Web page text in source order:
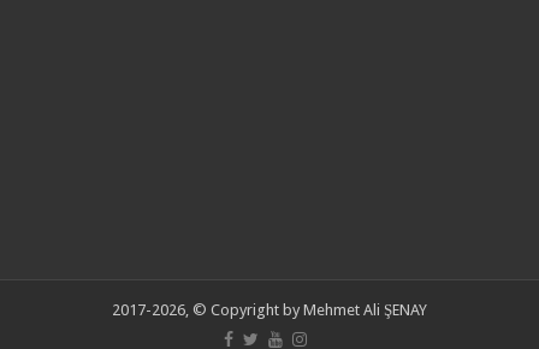
2017-2026, © Copyright by Mehmet Ali ŞENAY